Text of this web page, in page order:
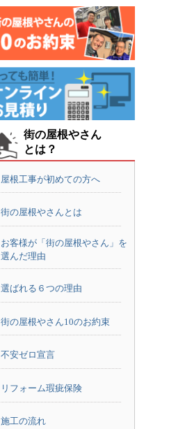
街の屋根やさん
とは？
屋根工事が初めての方へ
街の屋根やさんとは
お客様が「街の屋根やさん」を
選んだ理由
選ばれる６つの理由
街の屋根やさん10のお約束
不安ゼロ宣言
リフォーム瑕疵保険
施工の流れ